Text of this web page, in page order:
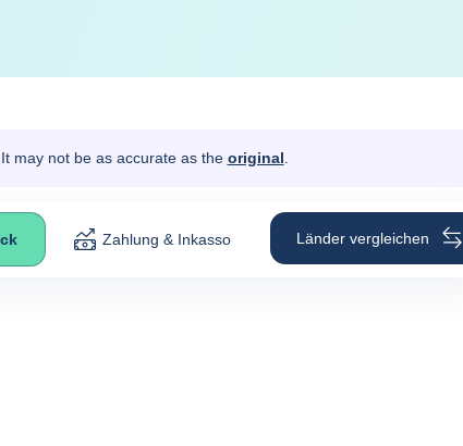
may not be as accurate as the original
Zahlung & Inkasso Länder vergleichen